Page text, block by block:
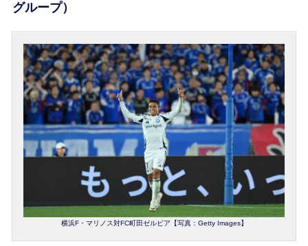
グループ）
横浜F・マリノス対FC町田ゼルビア【写真：Getty Images】